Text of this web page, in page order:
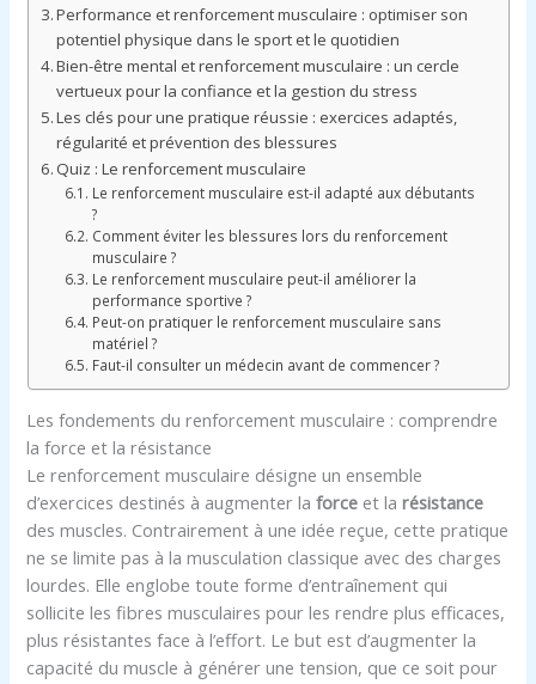
Performance et renforcement musculaire : optimiser son
potentiel physique dans le sport et le quotidien
Bien-être mental et renforcement musculaire : un cercle
vertueux pour la confiance et la gestion du stress
Les clés pour une pratique réussie : exercices adaptés,
régularité et prévention des blessures
Quiz : Le renforcement musculaire
Le renforcement musculaire est-il adapté aux débutants
?
Comment éviter les blessures lors du renforcement
musculaire ?
Le renforcement musculaire peut-il améliorer la
performance sportive ?
Peut-on pratiquer le renforcement musculaire sans
matériel ?
Faut-il consulter un médecin avant de commencer ?
Les fondements du renforcement musculaire : comprendre
la force et la résistance
Le renforcement musculaire désigne un ensemble
d’exercices destinés à augmenter laforce et larésistance
des muscles. Contrairement à une idée reçue, cette pratique
ne se limite pas à la musculation classique avec des charges
lourdes. Elle englobe toute forme d’entraînement qui
sollicite les fibres musculaires pour les rendre plus efficaces,
plus résistantes face à l’effort. Le but est d’augmenter la
capacité du muscle à générer une tension, que ce soit pour